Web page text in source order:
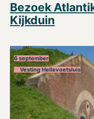
Bezoek
Kijkduin
6 september
Vesting Hellevoetsluis